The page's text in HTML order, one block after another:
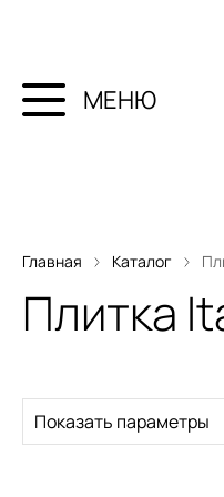
МЕНЮ
Главная Каталог
Плитка
Показать параметры